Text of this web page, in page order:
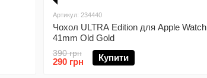
Артикул: 234440
Чохол ULTRA Edition для Apple Watch
41mm Old Gold
390 грн
290 грн Купити